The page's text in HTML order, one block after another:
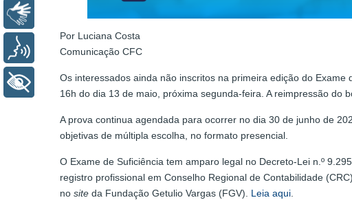
Por Luciana Costa
Comunicação CFC
Os interessados ainda não inscritos na primeira edição do
16h do dia 13 de maio, próxima segunda-feira. A reimpressão do
A prova continua agendada para ocorrer no dia 30 de junho de
objetivas de múltipla escolha, no formato presencial.
O Exame de Suficiência tem amparo legal no Decreto-Lei n.º
registro profissional em Conselho Regional de Contabilidade
no site da Fundação Getulio Vargas (FGV). Leia aqui.
Voz
+ Acessibilidade